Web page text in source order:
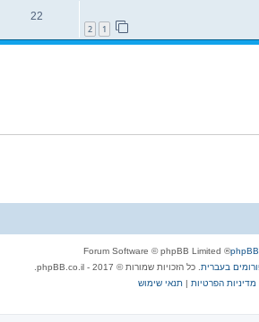
1
2
22
phpBB
® Forum Software © phpBB Limited
. כל הזכויות שמורות © 2017 - phpBB.co.il.
מדיניות הפרטיות | תנאי שימוש